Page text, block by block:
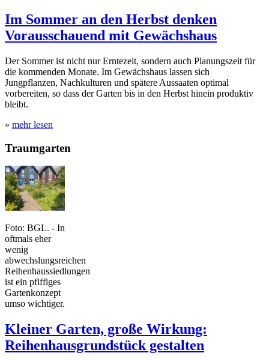
Im Sommer an den Herbst denken
Vorausschauend mit Gewächshaus
Der Sommer ist nicht nur Erntezeit, sondern auch Planungszeit für
die kommenden Monate. Im Gewächshaus lassen sich
Jungpflanzen, Nachkulturen und spätere Aussaaten optimal
vorbereiten, so dass der Garten bis in den Herbst hinein produktiv
bleibt.
» mehr lesen
Traumgarten
Foto: BGL. - In
oftmals eher
wenig
abwechslungsreichen
Reihenhaussiedlungen
ist ein pfiffiges
Gartenkonzept
umso wichtiger.
Kleiner Garten, große Wirkung:
Reihenhausgrundstück gestalten